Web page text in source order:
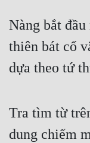
Nàng bắt
thiên bát cổ
dựa theo tứ
Tra tìm từ
dung chiếm